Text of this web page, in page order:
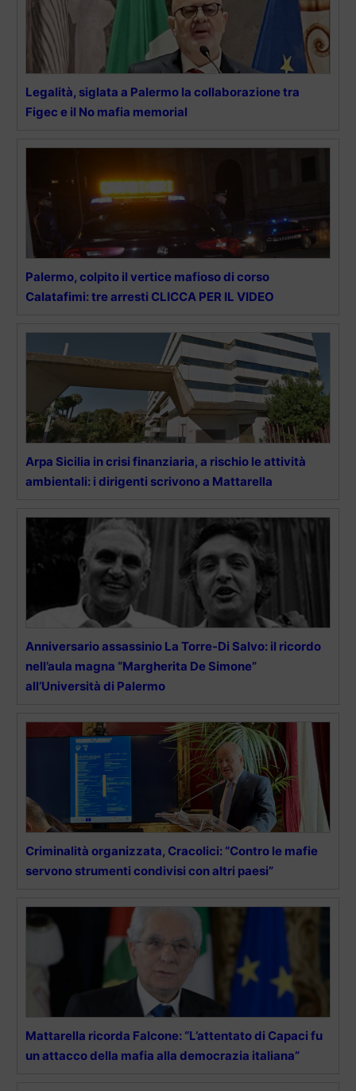
Legalità, siglata a Palermo la collaborazione tra
Figec e il No mafia memorial
Palermo, colpito il vertice mafioso di corso
Calatafimi: tre arresti CLICCA PER IL VIDEO
Arpa Sicilia in crisi finanziaria, a rischio le attività
ambientali: i dirigenti scrivono a Mattarella
Anniversario assassinio La Torre-Di Salvo: il ricordo
nell’aula magna “Margherita De Simone”
all’Università di Palermo
Criminalità organizzata, Cracolici: “Contro le mafie
servono strumenti condivisi con altri paesi”
Mattarella ricorda Falcone: “L’attentato di Capaci fu
un attacco della mafia alla democrazia italiana”